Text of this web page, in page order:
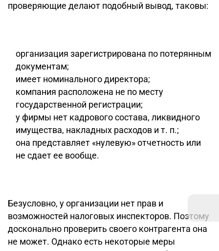
проверяющие делают подобный вывод, таковы:
организация зарегистрирована по потерянным
документам;
имеет номинального директора;
компания расположена не по месту
государственной регистрации;
у фирмы нет кадрового состава, ликвидного
имущества, накладных расходов и т. п.;
она представляет «нулевую» отчетность или
не сдает ее вообще.
Безусловно, у организации нет прав и
возможностей налоговых инспекторов. Поэтому
досконально проверить своего контрагента она
не может. Однако есть некоторые меры